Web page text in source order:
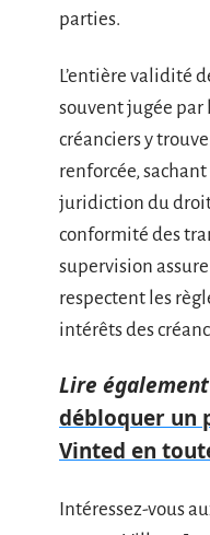
parties.
L’entière validité
souvent jugée par
créanciers y
renforcée,
juridiction du
conformité des
supervision
respectent les
intérêts des
Lire
débloquer un
Vinted en
Intéressez-vous